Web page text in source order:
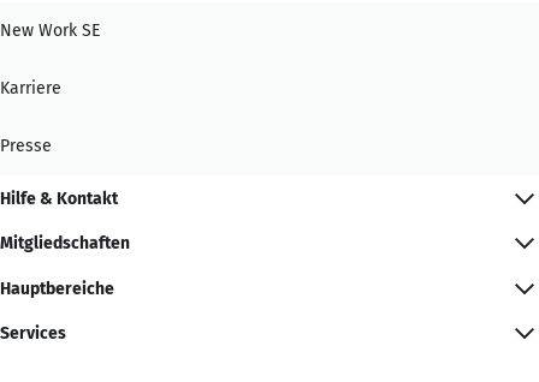
New Work SE
Karriere
Presse
Hilfe & Kontakt
Mitgliedschaften
Hauptbereiche
Services